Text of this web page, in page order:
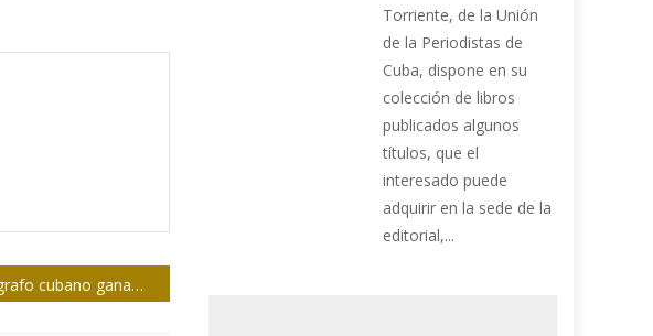
Fotógrafo cubano ganador del Rey de España no cree en lo casual
Torriente, de la Unión
de la Periodistas de
Cuba, dispone en su
colección de libros
publicados algunos
títulos, que el
interesado puede
adquirir en la sede de la
editorial,...